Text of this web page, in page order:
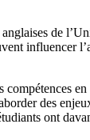
de
influencer
des
ont